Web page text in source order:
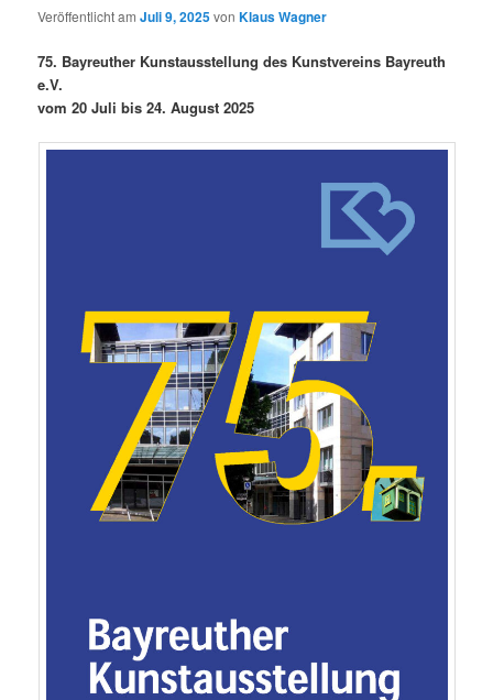
Veröffentlicht amJuli 9, 2025vonKlaus Wagner
75. Bayreuther Kunstausstellung des Kunstvereins Bayreuth
e.V.
vom 20 Juli bis 24. August 2025